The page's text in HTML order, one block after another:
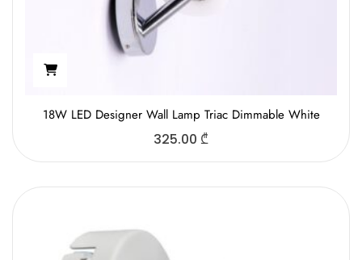
18W LED Designer Wall Lamp Triac Dimmable White
325.00 ₾